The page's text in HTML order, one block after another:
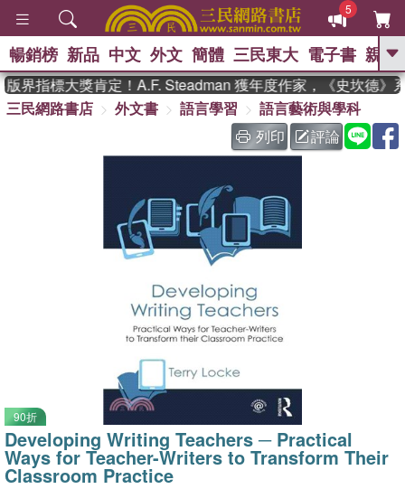
5
GO
熱搜： 東野圭吾 、 The Odyssey
、 如果歷史是一群喵 、 暑期
國際布克獎 臺灣漫遊錄 、 方
孩：黎曼猜想
暢銷榜 新品 中文 外文 簡體 三民東大 電子書 親子
界指標大獎肯定！A.F. Steadman 獲年度作家，《史坎德》系
三民網路書店
外文書 語言學習
語言藝術與學科
列印
評論
90折
Developing Writing Teachers ─ Practical
Ways for Teacher-Writers to Transform Their
Classroom Practice